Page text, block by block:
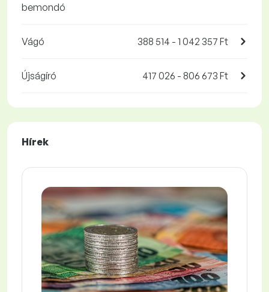
bemondó
Vágó 388 514 - 1 042 357 Ft
Újságíró 417 026 - 806 673 Ft
Hírek